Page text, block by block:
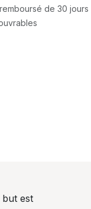
de 30 jours
but est